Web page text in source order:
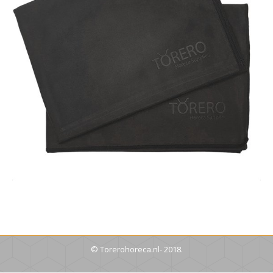
© Torerohoreca.nl- 2018.